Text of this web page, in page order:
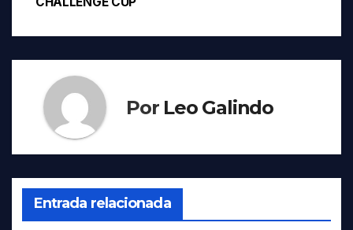
Por Leo Galindo
Entrada relacionada